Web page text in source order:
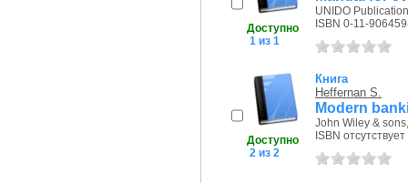
Доступно
1 из 1
UNIDO
ISBN 0-11-
Доступно
2 из 2
Книга
Heffernan S.
Modern
John Wiley &
ISBN отсутствует